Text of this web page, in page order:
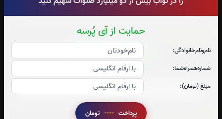
حمایت از آی پُرسه
نام‌و‌نام‌خانوادگی:
شماره‌همراه‌شما:
مبلغ (تومان):
پرداخت ----
قرائت سوره صافات را تقبل میکنم
صوت سوره صافات